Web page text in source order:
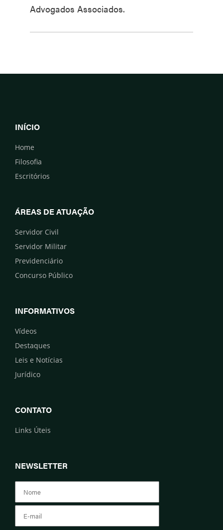
Advogados Associados.
INÍCIO
Home
Filosofia
Escritórios
ÁREAS DE ATUAÇÃO
Servidor Civil
Servidor Militar
Previdenciário
Concurso Público
INFORMATIVOS
Vídeos
Destaques
Leis e Notícias
Jurídico
CONTATO
Links Úteis
NEWSLETTER